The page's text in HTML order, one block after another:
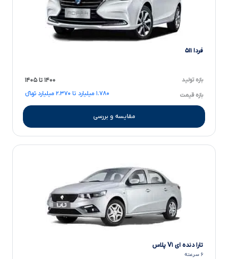
فردا ۵۱۱
بازه تولید ۱۴۰۰ تا ۱۴۰۵
بازه قیمت ۱.۷۸۰ میلیارد تا ۲.۳۷۰ میلیارد تومانءءء
مقایسه و بررسی
تارا دنده ای V۱ پلاس
۶ سرعته